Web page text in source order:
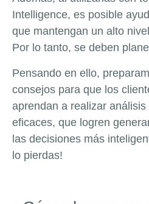
Intelligence, es posible
que mantengan un alto
Por lo tanto, se deben
Pensando en ello,
consejos para que los
aprendan a realizar
eficaces, que logren
las decisiones más
lo pierdas!